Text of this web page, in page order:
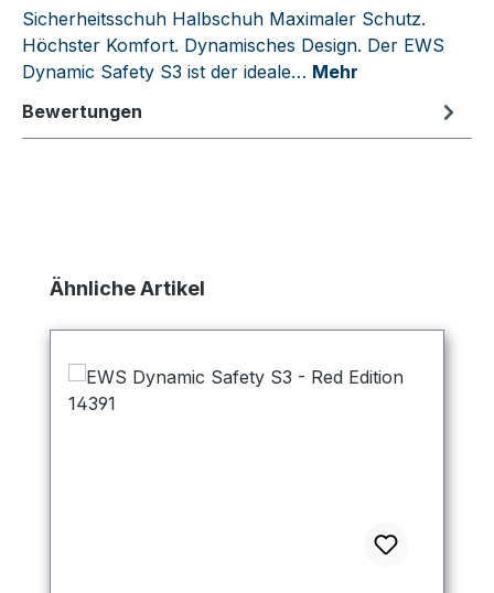
Sicherheitsschuh Halbschuh Maximaler Schutz.
Höchster Komfort. Dynamisches Design. Der EWS
Dynamic Safety S3 ist der ideale… Mehr
Bewertungen
Produktgalerie überspringen
Ähnliche Artikel